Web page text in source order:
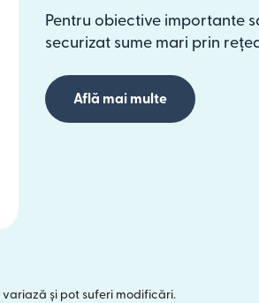
Pentru obiective importante
securizat sume mari prin
Află mai multe
variază și pot suferi modificări.